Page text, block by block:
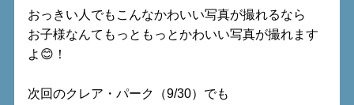
おっきい人でもこんなかわいい写真が撮れるなら
お子様なんてもっともっとかわいい写真が撮れます
よ😊！
次回のクレア・パーク（9/30）でも